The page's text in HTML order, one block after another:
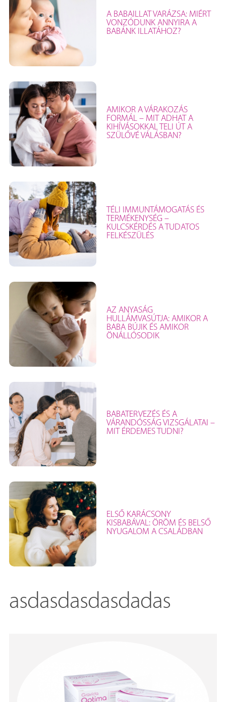
A BABAILLAT VARÁZSA: MIÉRT
VONZÓDUNK ANNYIRA A
BABÁNK ILLATÁHOZ?
AMIKOR A VÁRAKOZÁS
FORMÁL – MIT ADHAT A
KIHÍVÁSOKKAL TELI ÚT A
SZÜLŐVÉ VÁLÁSBAN?
TÉLI IMMUNTÁMOGATÁS ÉS
TERMÉKENYSÉG –
KULCSKÉRDÉS A TUDATOS
FELKÉSZÜLÉS
AZ ANYASÁG
HULLÁMVASÚTJA: AMIKOR A
BABA BÚJIK ÉS AMIKOR
ÖNÁLLÓSODIK
BABATERVEZÉS ÉS A
VÁRANDÓSSÁG VIZSGÁLATAI –
MIT ÉRDEMES TUDNI?
ELSŐ KARÁCSONY
KISBABÁVAL: ÖRÖM ÉS BELSŐ
NYUGALOM A CSALÁDBAN
asdasdasdasdadas